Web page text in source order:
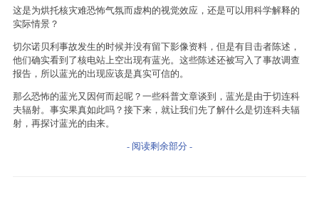
这是为烘托核灾难恐怖气氛而虚构的视觉效应，还是可以用科学解释的
实际情景？
切尔诺贝利事故发生的时候并没有留下影像资料，但是有目击者陈述，
他们确实看到了核电站上空出现有蓝光。这些陈述还被写入了事故调查
报告，所以蓝光的出现应该是真实可信的。
那么恐怖的蓝光又因何而起呢？一些科普文章谈到，蓝光是由于切连科
夫辐射。事实果真如此吗？接下来，就让我们先了解什么是切连科夫辐
射，再探讨蓝光的由来。
- 阅读剩余部分 -